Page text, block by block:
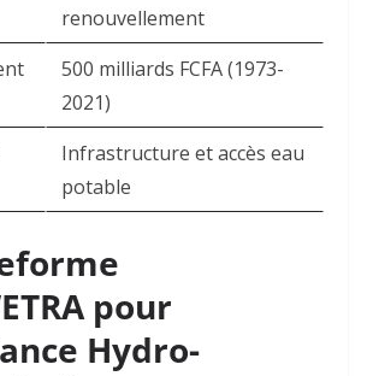
renouvellement ​
500 milliards FCFA (1973-
2021) ​
Infrastructure et accès eau
potable ​
pour
Hydro-